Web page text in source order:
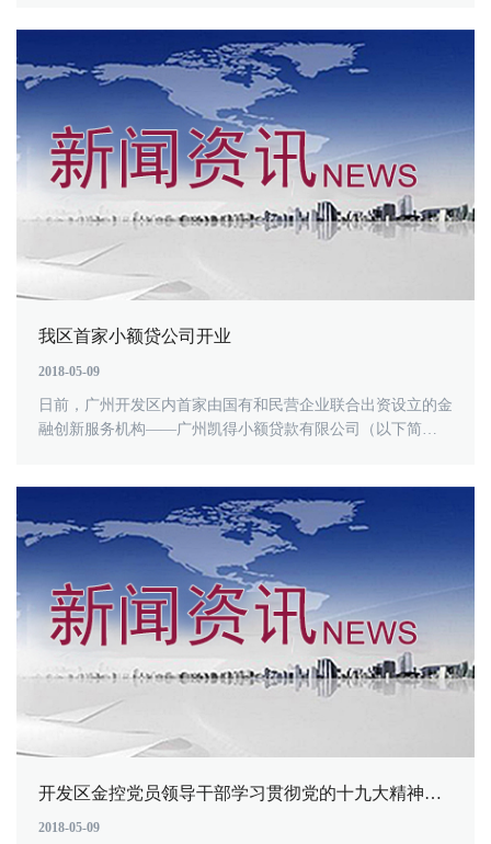
我区首家小额贷公司开业
2018-05-09
日前，广州开发区内首家由国有和民营企业联合出资设立的金
融创新服务机构——广州凯得小额贷款有限公司（以下简
开发区金控党员领导干部学习贯彻党的十九大精神专题研讨班开班
2018-05-09